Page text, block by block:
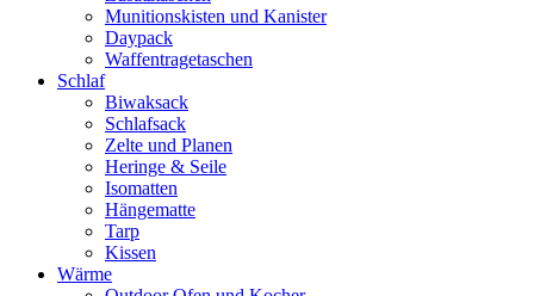
Munitionskisten und Kanister
Daypack
Waffentragetaschen
Schlaf
Biwaksack
Schlafsack
Zelte und Planen
Heringe & Seile
Isomatten
Hängematte
Tarp
Kissen
Wärme